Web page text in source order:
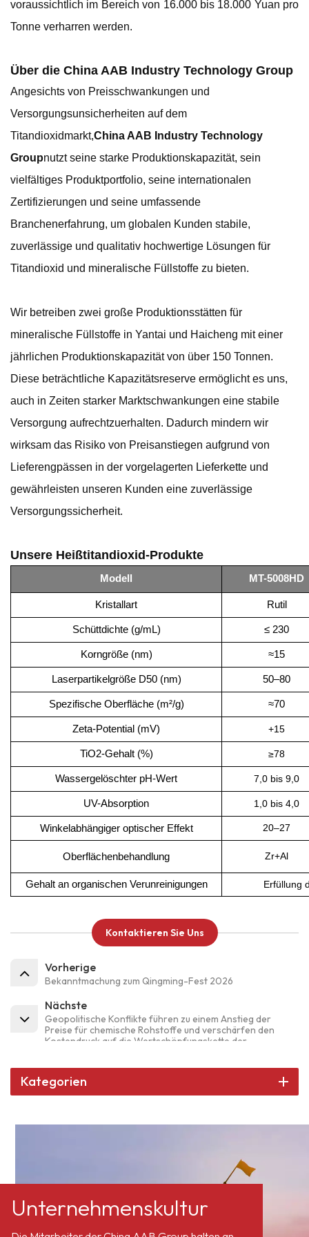
voraussichtlich im Bereich von 16.000 bis 18.000 Yuan pro
Tonne verharren werden.
Über die China AAB Industry Technology Group
Angesichts von Preisschwankungen und
Versorgungsunsicherheiten auf dem
Titandioxidmarkt,China AAB Industry Technology
Groupnutzt seine starke Produktionskapazität, sein
vielfältiges Produktportfolio, seine internationalen
Zertifizierungen und seine umfassende
Branchenerfahrung, um globalen Kunden stabile,
zuverlässige und qualitativ hochwertige Lösungen für
Titandioxid und mineralische Füllstoffe zu bieten.
Wir betreiben zwei große Produktionsstätten für
mineralische Füllstoffe in Yantai und Haicheng mit einer
jährlichen Produktionskapazität von über 150 Tonnen.
Diese beträchtliche Kapazitätsreserve ermöglicht es uns,
auch in Zeiten starker Marktschwankungen eine stabile
Versorgung aufrechtzuerhalten. Dadurch mindern wir
wirksam das Risiko von Preisanstiegen aufgrund von
Lieferengpässen in der vorgelagerten Lieferkette und
gewährleisten unseren Kunden eine zuverlässige
Versorgungssicherheit.
Unsere Heißtitandioxid-Produkte
Modell MT-5008HD
Kristallart Rutil
Schüttdichte (g/mL) ≤ 230
Korngröße (nm) ≈15
Laserpartikelgröße D50 (nm) 50–80
Spezifische Oberfläche (m²/g) ≈70
Zeta-Potential (mV) +15
TiO2-Gehalt (%) ≥78
Wassergelöschter pH-Wert 7,0 bis 9,0
UV-Absorption 1,0 bis 4,0
Winkelabhängiger optischer Effekt 20–27
Oberflächenbehandlung Zr+Al
Gehalt an organischen Verunreinigungen Erfüllung
Kontaktieren Sie Uns
Vorherige
Bekanntmachung zum Qingming-Fest 2026
Nächste
Geopolitische Konflikte führen zu einem Anstieg der
Preise für chemische Rohstoffe und verschärfen den
Kostendruck auf die Wertschöpfungskette der
Kategorien
Unternehmenskultur